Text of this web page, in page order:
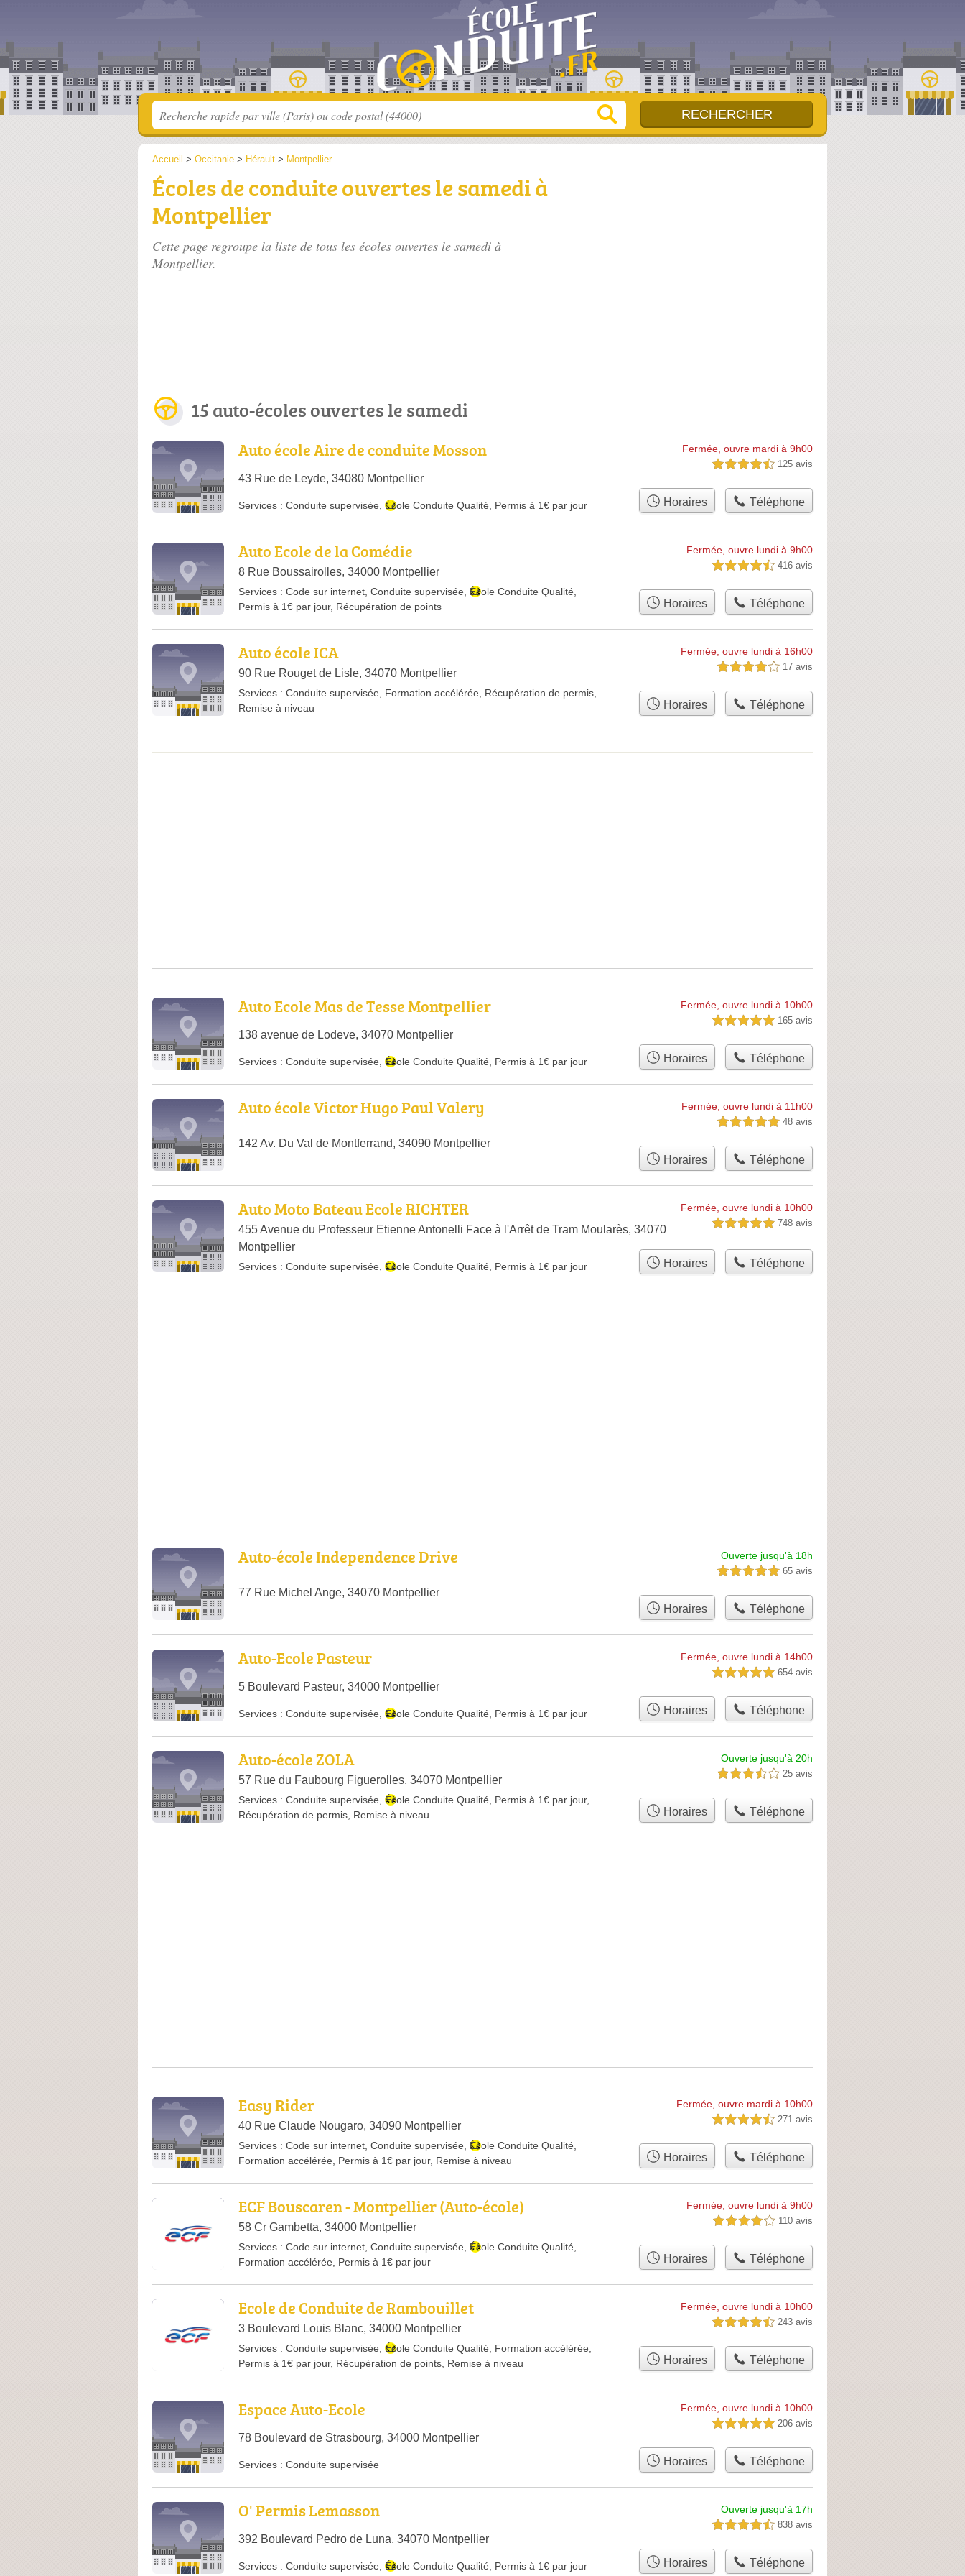
Accueil > Occitanie > Hérault > Montpellier
Écoles de conduite ouvertes le samedi à
Montpellier
Cette page regroupe la liste de tous les écoles ouvertes le samedi à
Montpellier.
15 auto-écoles ouvertes le samedi
Auto école Aire de conduite Mosson
43 Rue de Leyde, 34080 Montpellier
Fermée, ouvre mardi à 9h00
4,5 étoiles sur 5 125 avis
Services : Conduite supervisée École Conduite Qualité Permis à 1€ par jour Horaires Téléphone
Auto Ecole de la Comédie
8 Rue Boussairolles, 34000 Montpellier
Fermée, ouvre lundi à 9h00
4,5 étoiles sur 5 416 avis
Services : Code sur internet Conduite supervisée École Conduite Qualité
Permis à 1€ par jour, Récupération de points Horaires Téléphone
Auto école ICA
90 Rue Rouget de Lisle, 34070 Montpellier
Fermée, ouvre lundi à 16h00
4,0 étoiles sur 5 17 avis
Services : Conduite supervisée Formation accélérée Récupération de permis
Remise à niveau
Horaires Téléphone
Auto Ecole Mas de Tesse Montpellier
138 avenue de Lodeve, 34070 Montpellier
Fermée, ouvre lundi à 10h00
5,0 étoiles sur 5 165 avis
Services : Conduite supervisée École Conduite Qualité Permis à 1€ par jour Horaires Téléphone
Auto école Victor Hugo Paul Valery
142 Av. Du Val de Montferrand, 34090 Montpellier
Fermée, ouvre lundi à 11h00
5,0 étoiles sur 5 48 avis
Horaires Téléphone
Auto Moto Bateau Ecole RICHTER
455 Avenue du Professeur Etienne Antonelli Face à l'Arrêt de Tram Moularès, 34070
Montpellier
Fermée, ouvre lundi à 10h00
5,0 étoiles sur 5 748 avis
Services : Conduite supervisée École Conduite Qualité Permis à 1€ par jour Horaires Téléphone
Auto-école Independence Drive
77 Rue Michel Ange, 34070 Montpellier
Ouverte jusqu'à 18h
5,0 étoiles sur 5 65 avis
Horaires Téléphone
Auto-Ecole Pasteur
5 Boulevard Pasteur, 34000 Montpellier
Fermée, ouvre lundi à 14h00
5,0 étoiles sur 5 654 avis
Services : Conduite supervisée École Conduite Qualité Permis à 1€ par jour Horaires Téléphone
Auto-école ZOLA
57 Rue du Faubourg Figuerolles, 34070 Montpellier
Ouverte jusqu'à 20h
3,5 étoiles sur 5 25 avis
Services : Conduite supervisée École Conduite Qualité Permis à 1€ par jour,
Récupération de permis Remise à niveau Horaires Téléphone
Easy Rider
40 Rue Claude Nougaro, 34090 Montpellier
Fermée, ouvre mardi à 10h00
4,5 étoiles sur 5 271 avis
Services : Code sur internet Conduite supervisée École Conduite Qualité
Formation accélérée
Permis à 1€ par jour, Remise à niveau Horaires Téléphone
ECF Bouscaren - Montpellier (Auto-école)
58 Cr Gambetta, 34000 Montpellier
Fermée, ouvre lundi à 9h00
4,0 étoiles sur 5 110 avis
Services : Code sur internet Conduite supervisée École Conduite Qualité
Formation accélérée
Permis à 1€ par jour Horaires Téléphone
Ecole de Conduite de Rambouillet
3 Boulevard Louis Blanc, 34000 Montpellier
Fermée, ouvre lundi à 10h00
4,5 étoiles sur 5 243 avis
Services : Conduite supervisée École Conduite Qualité Formation accélérée
Permis à 1€ par jour, Récupération de points Remise à niveau Horaires Téléphone
Espace Auto-Ecole
78 Boulevard de Strasbourg, 34000 Montpellier
Fermée, ouvre lundi à 10h00
5,0 étoiles sur 5 206 avis
Services : Conduite supervisée Horaires Téléphone
O' Permis Lemasson
392 Boulevard Pedro de Luna, 34070 Montpellier
Ouverte jusqu'à 17h
4,5 étoiles sur 5 838 avis
Services : Conduite supervisée École Conduite Qualité Permis à 1€ par jour Horaires Téléphone